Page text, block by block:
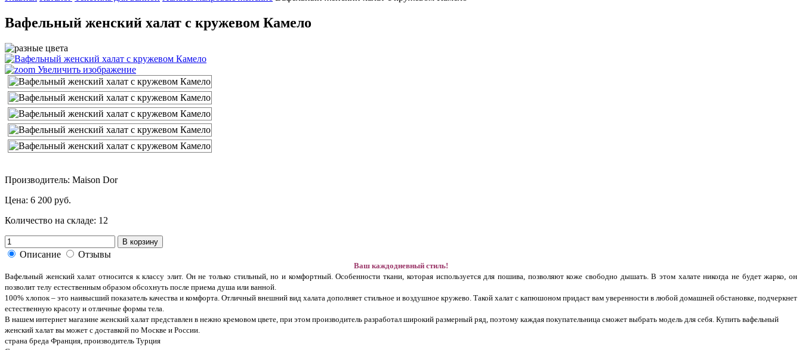
Вафельный женский халат с кружевом Камело
Увеличить изображение
Производитель: Maison Dor
Цена: 6 200 руб.
Количество на складе: 12
В корзину
Описание Отзывы
Ваш каждодневный стиль!
Вафельный женский халат относится к классу элит. Он не только стильный, но и комфортный. Особенности ткани, которая используется для пошива, позволяют коже свободно дышать. В этом халате никогда не будет жарко, он
позволит телу естественным образом обсохнуть после приема душа или ванной.
100% хлопок – это наивысший показатель качества и комфорта. Отличный внешний вид халата дополняет стильное и воздушное кружево. Такой халат с капюшоном придаст вам уверенности в любой домашней обстановке, подчеркнет
естественную красоту и отличные формы тела.
В нашем интернет магазине женский халат представлен в нежно кремовом цвете, при этом производитель разработал широкий размерный ряд, поэтому каждая покупательница сможет выбрать модель для себя. Купить вафельный
женский халат вы может с доставкой по Москве и России.
страна бреда Франция, производитель Турция